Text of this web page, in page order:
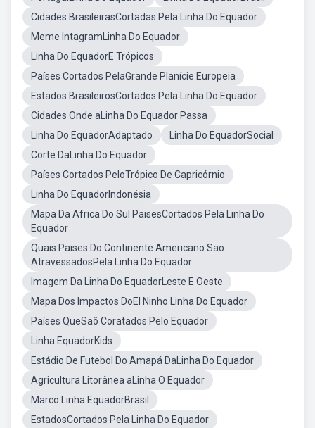
Cidades BrasileirasCortadas Pela Linha Do Equador
Meme IntagramLinha Do Equador
Linha Do EquadorE Trópicos
Países Cortados PelaGrande Planície Europeia
Estados BrasileirosCortados Pela Linha Do Equador
Cidades Onde aLinha Do Equador Passa
Linha Do EquadorAdaptado
Linha Do EquadorSocial
Corte DaLinha Do Equador
Países Cortados PeloTrópico De Capricórnio
Linha Do EquadorIndonésia
Mapa Da Africa Do Sul PaisesCortados Pela Linha Do
Equador
Quais Paises Do Continente Americano Sao
AtravessadosPela Linha Do Equador
Imagem Da Linha Do EquadorLeste E Oeste
Mapa Dos Impactos DoEl Ninho Linha Do Equador
Países QueSaõ Coratados Pelo Equador
Linha EquadorKids
Estádio De Futebol Do Amapá DaLinha Do Equador
Agricultura Litorânea aLinha O Equador
Marco Linha EquadorBrasil
EstadosCortados Pela Linha Do Equador